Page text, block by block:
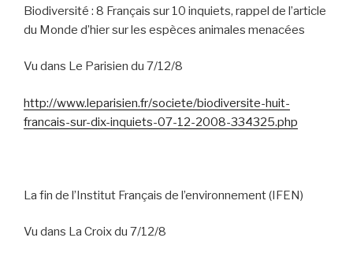
Biodiversité : 8 Français sur 10 inquiets, rappel de l’article
du Monde d’hier sur les espèces animales menacées
Vu dans Le Parisien du 7/12/8
http://www.leparisien.fr/societe/biodiversite-huit-
francais-sur-dix-inquiets-07-12-2008-334325.php
La fin de l’Institut Français de l’environnement (IFEN)
Vu dans La Croix du 7/12/8